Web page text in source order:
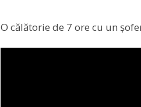
O călătorie de 7 ore cu un